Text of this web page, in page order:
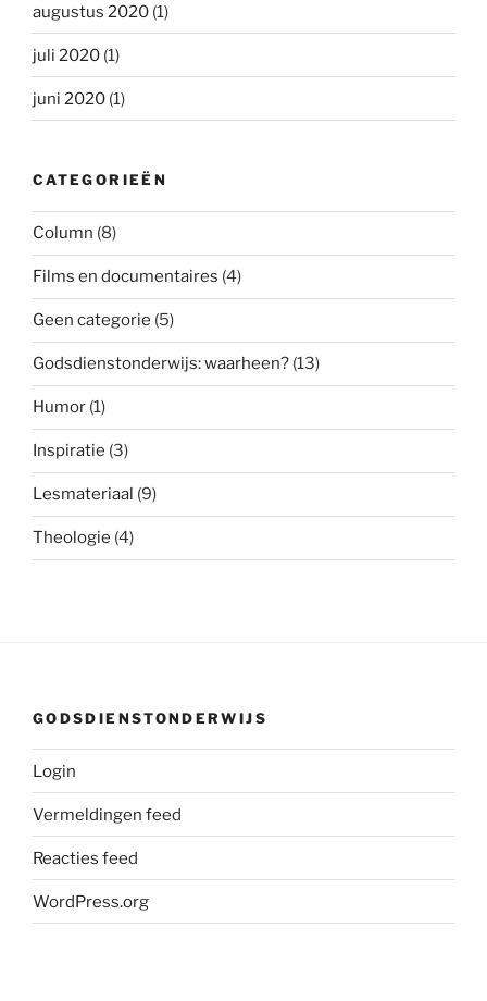
augustus 2020 (1)
juli 2020 (1)
juni 2020 (1)
CATEGORIEËN
Column (8)
Films en documentaires (4)
Geen categorie (5)
Godsdienstonderwijs: waarheen? (13)
Humor (1)
Inspiratie (3)
Lesmateriaal (9)
Theologie (4)
GODSDIENSTONDERWIJS
Login
Vermeldingen feed
Reacties feed
WordPress.org